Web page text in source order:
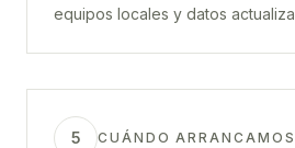
equipos locales y datos
5 CUÁNDO ARRANCAMOS